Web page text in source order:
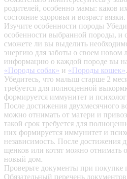
родителей, особенно мамы: каков
состояние здоровья и возраст вязки.
Изучите особенности породы
особенности выбранной породы, и
сможете ли вы выделить
энергию для заботы о своем
информацию о каждой породе вы
«Породы собак» и «Породы кошек».
Убедитесь, что малыш старше 2
требуется для полноценной
формируется иммунитет и
После достижения двухмесячного
можно отнимать от матери и
такой срок требуется для
них формируется иммунитет и
независимость. После достижения
щенков или котят можно отнимать
новый дом.
Проверьте документы при покупке
Обязательный перечень